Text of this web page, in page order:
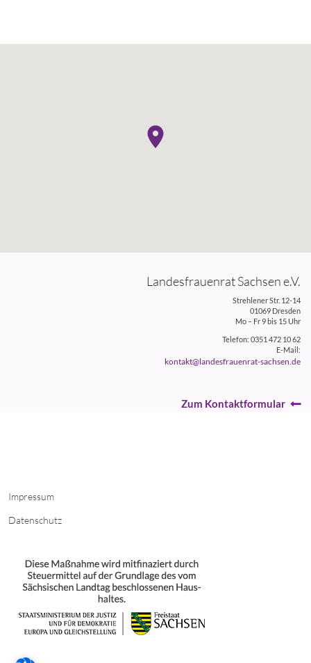
Landesfrauenrat Sachsen e.V.
Strehlener Str. 12-14
01069 Dresden
Mo – Fr 9 bis 15 Uhr
Telefon: 0351 472 10 62
E-Mail:
kontakt@landesfrauenrat-sachsen.de
Zum Kontaktformular
Impressum
Datenschutz